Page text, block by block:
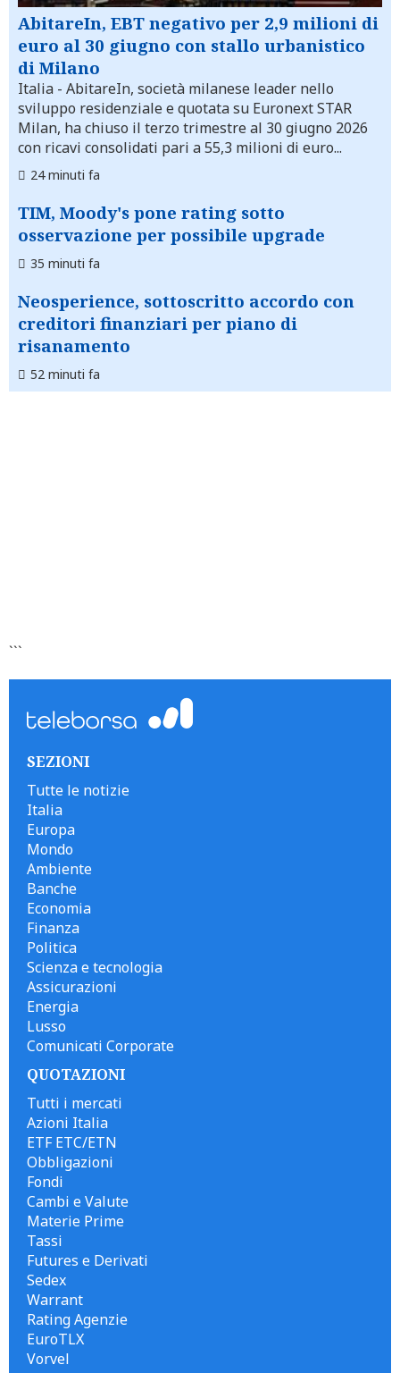
AbitareIn, EBT negativo per 2,9 milioni di
euro al 30 giugno con stallo urbanistico
di Milano
Italia - AbitareIn, società milanese leader nello
sviluppo residenziale e quotata su Euronext STAR
Milan, ha chiuso il terzo trimestre al 30 giugno 2026
con ricavi consolidati pari a 55,3 milioni di euro...
24 minuti fa
TIM, Moody's pone rating sotto
osservazione per possibile upgrade
35 minuti fa
Neosperience, sottoscritto accordo con
creditori finanziari per piano di
risanamento
52 minuti fa
```
SEZIONI
Tutte le notizie
Italia
Europa
Mondo
Ambiente
Banche
Economia
Finanza
Politica
Scienza e tecnologia
Assicurazioni
Energia
Lusso
Comunicati Corporate
QUOTAZIONI
Tutti i mercati
Azioni Italia
ETF ETC/ETN
Obbligazioni
Fondi
Cambi e Valute
Materie Prime
Tassi
Futures e Derivati
Sedex
Warrant
Rating Agenzie
EuroTLX
Vorvel